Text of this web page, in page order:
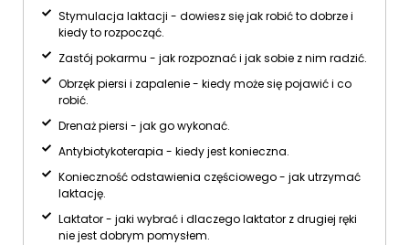
Stymulacja laktacji - dowiesz się jak robić to dobrze i
kiedy to rozpocząć.
Zastój pokarmu - jak rozpoznać i jak sobie z nim radzić.
Obrzęk piersi i zapalenie - kiedy może się pojawić i co
robić.
Drenaż piersi - jak go wykonać.
Antybiotykoterapia - kiedy jest konieczna.
Konieczność odstawienia częściowego - jak utrzymać
laktację.
Laktator - jaki wybrać i dlaczego laktator z drugiej ręki
nie jest dobrym pomysłem.